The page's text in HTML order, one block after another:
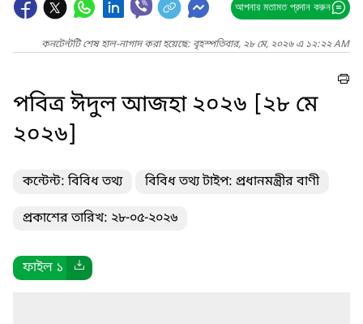
আপনার মতামত প্রদান করুন
কনটেন্টটি শেষ হাল-নাগাদ করা হয়েছে: বৃহস্পতিবার, ২৮ মে, ২০২৬ এ ১২:২২ AM
পবিত্র ঈদুল আজহা ২০২৬ [২৮ মে
২০২৬]
কন্টেন্ট: বিবিধ তথ্য বিবিধ তথ্য টাইপ: প্রধানমন্ত্রীর বাণী
প্রকাশের তারিখ: ২৮-০৫-২০২৬
ফাইল ১